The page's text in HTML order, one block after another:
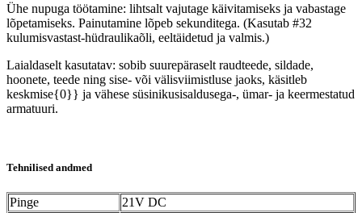
Ühe nupuga töötamine: lihtsalt vajutage käivitamiseks ja vabastage
lõpetamiseks. Painutamine lõpeb sekunditega. (Kasutab #32
kulumisvastast-hüdraulikaõli, eeltäidetud ja valmis.)
Laialdaselt kasutatav: sobib suurepäraselt raudteede, sildade,
hoonete, teede ning sise- või välisviimistluse jaoks, käsitleb
keskmise{0}} ja vähese süsinikusisaldusega-, ümar- ja keermestatud
armatuuri.
Tehnilised andmed
Pinge
21V DC